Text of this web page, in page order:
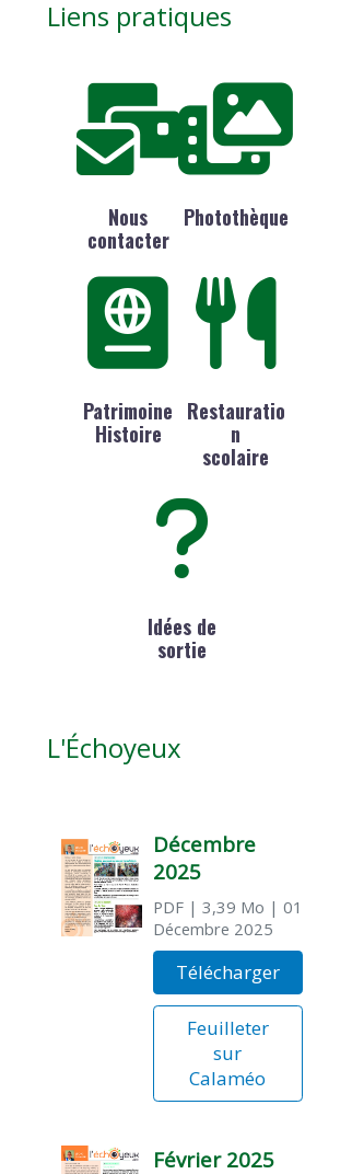
Liens pratiques
Nous
contacter
Photothèque
Patrimoine
Histoire
Restauratio
n
scolaire
Idées de
sortie
L'Échoyeux
Décembre
2025
PDF| 3,39 Mo | 01
Décembre 2025
Télécharger
Feuilleter
sur
Calaméo
Février 2025